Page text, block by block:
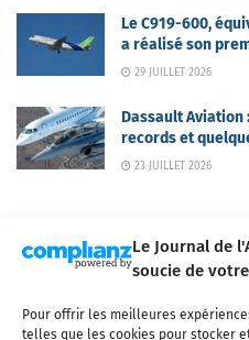
Le Journal de
soucie de
Pour offrir les meilleures
telles que les cookies pour stocker
Le C919-600,
a réalisé son
29 JUILLET 2026
Dassault
records et
23 JUILLET 2026
Qui sommes-nous ?